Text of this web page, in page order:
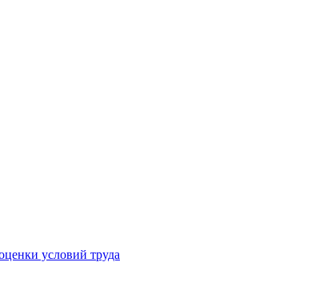
условий труда